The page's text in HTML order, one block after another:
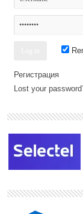
Регистрация
Lost your